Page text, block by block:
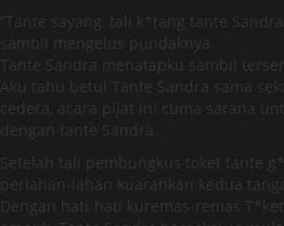
“Tante sayang, tali k*tang tante Sandra
sambil mengelus pundaknya.
Tante Sandra menatapku sambil
Aku tahu betul Tante Sandra sama
cedera, acara pijat ini cuma sarana
dengan tante Sandra.
Setelah tali pembungkus toket tante
perlahan-lahan kuarahkan kedua
Dengan hati-hati kuremas-remas